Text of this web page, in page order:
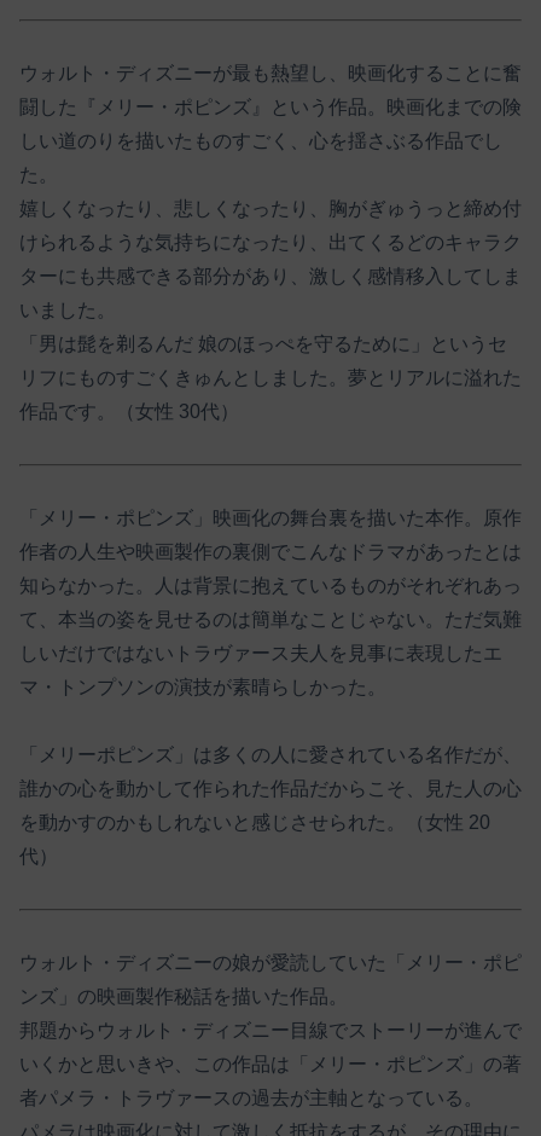
ウォルト・ディズニーが最も熱望し、映画化することに奮
闘した『メリー・ポピンズ』という作品。映画化までの険
しい道のりを描いたものすごく、心を揺さぶる作品でし
た。
嬉しくなったり、悲しくなったり、胸がぎゅうっと締め付
けられるような気持ちになったり、出てくるどのキャラク
ターにも共感できる部分があり、激しく感情移入してしま
いました。
「男は髭を剃るんだ 娘のほっぺを守るために」というセ
リフにものすごくきゅんとしました。夢とリアルに溢れた
作品です。（女性 30代）
「メリー・ポピンズ」映画化の舞台裏を描いた本作。原作
作者の人生や映画製作の裏側でこんなドラマがあったとは
知らなかった。人は背景に抱えているものがそれぞれあっ
て、本当の姿を見せるのは簡単なことじゃない。ただ気難
しいだけではないトラヴァース夫人を見事に表現したエ
マ・トンプソンの演技が素晴らしかった。
「メリーポピンズ」は多くの人に愛されている名作だが、
誰かの心を動かして作られた作品だからこそ、見た人の心
を動かすのかもしれないと感じさせられた。（女性 20
代）
ウォルト・ディズニーの娘が愛読していた「メリー・ポピ
ンズ」の映画製作秘話を描いた作品。
邦題からウォルト・ディズニー目線でストーリーが進んで
いくかと思いきや、この作品は「メリー・ポピンズ」の著
者パメラ・トラヴァースの過去が主軸となっている。
パメラは映画化に対して激しく抵抗をするが、その理由に